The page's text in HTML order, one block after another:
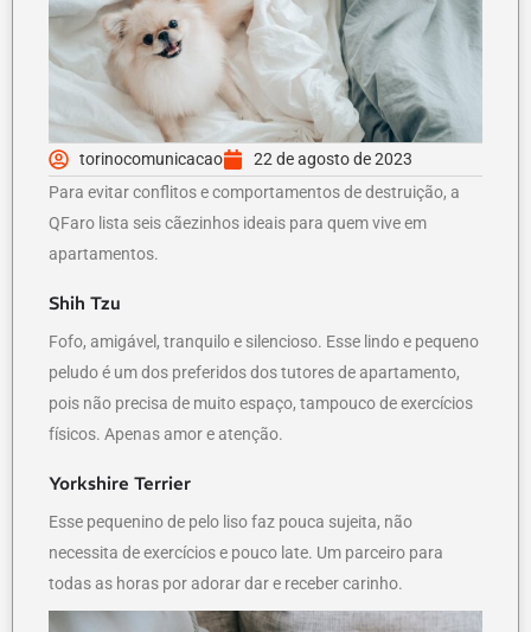
torinocomunicacao
22 de agosto de 2023
Para evitar conflitos e comportamentos de destruição, a
QFaro lista seis cãezinhos ideais para quem vive em
apartamentos.
Shih Tzu
Fofo, amigável, tranquilo e silencioso. Esse lindo e pequeno
peludo é um dos preferidos dos tutores de apartamento,
pois não precisa de muito espaço, tampouco de exercícios
físicos. Apenas amor e atenção.
Yorkshire Terrier
Esse pequenino de pelo liso faz pouca sujeita, não
necessita de exercícios e pouco late. Um parceiro para
todas as horas por adorar dar e receber carinho.